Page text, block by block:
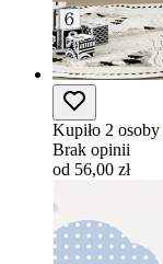
Kupiło 2 osoby
Brak opinii
od 56,00 zł